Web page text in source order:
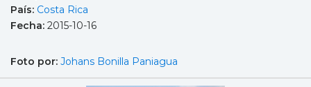
País: Costa Rica
Fecha: 2015-10-16
Foto por: Johans Bonilla Paniagua